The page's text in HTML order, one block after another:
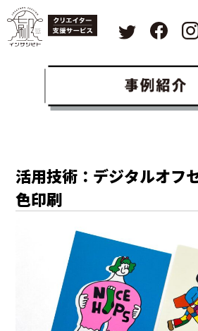
活用技術：デジタルオフ
色印刷